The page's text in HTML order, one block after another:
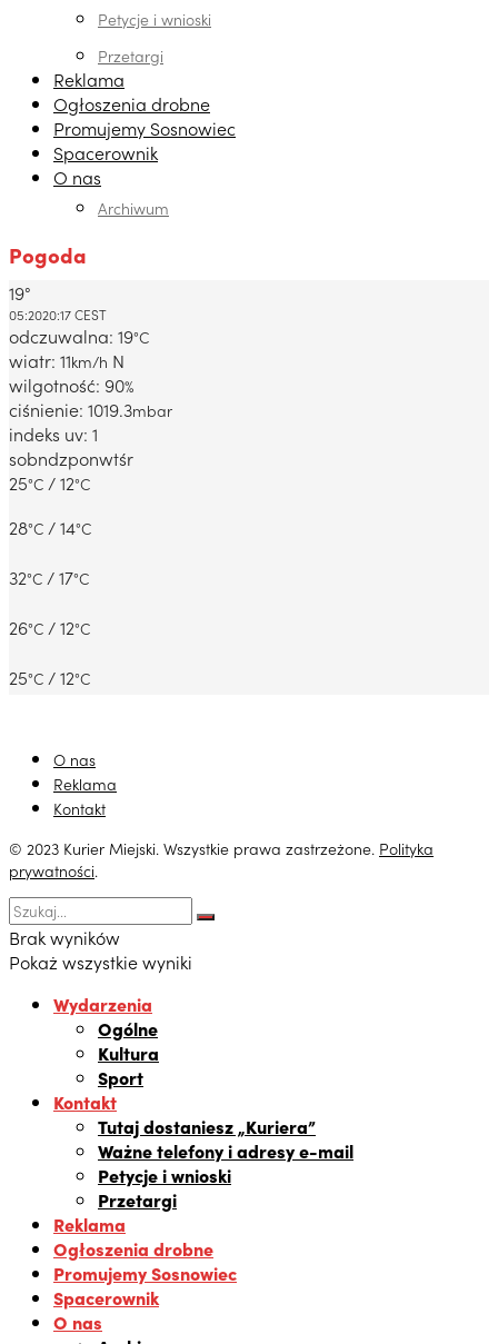
Petycje i wnioski
Przetargi
Reklama
Ogłoszenia drobne
Promujemy Sosnowiec
Spacerownik
O nas
Archiwum
Pogoda
Dabrowa Gornicza, PL
19°
05:2020:17 CEST
odczuwalna: 19°C
wiatr: 11km/h N
wilgotność: 90%
ciśnienie: 1019.3mbar
indeks uv: 1
sobndzponwtśr
25°C / 12°C
28°C / 14°C
32°C / 17°C
26°C / 12°C
25°C / 12°C
O nas
Reklama
Kontakt
© 2023 Kurier Miejski. Wszystkie prawa zastrzeżone. Polityka
prywatności.
Brak wyników
Pokaż wszystkie wyniki
Wydarzenia
Ogólne
Kultura
Sport
Kontakt
Tutaj dostaniesz „Kuriera”
Ważne telefony i adresy e-mail
Petycje i wnioski
Przetargi
Reklama
Ogłoszenia drobne
Promujemy Sosnowiec
Spacerownik
O nas